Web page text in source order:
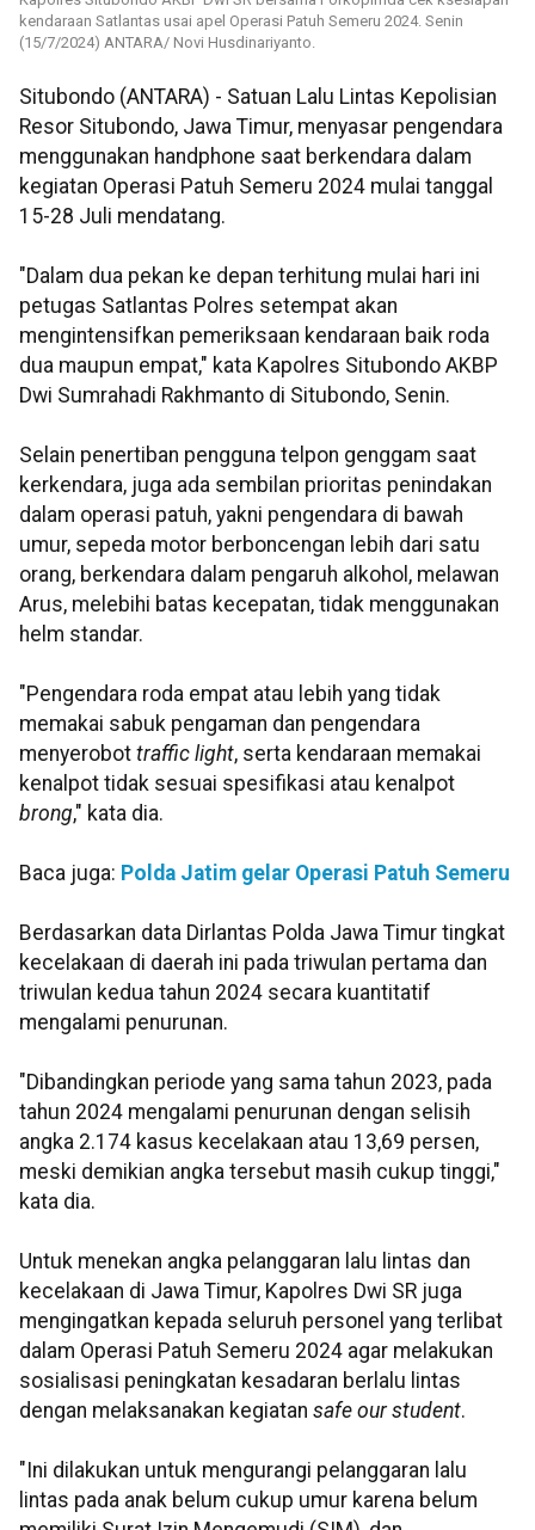
kendaraan Satlantas usai apel Operasi Patuh Semeru 2024. Senin
(15/7/2024) ANTARA/ Novi Husdinariyanto.
Situbondo (ANTARA) - Satuan Lalu Lintas Kepolisian
Resor Situbondo, Jawa Timur, menyasar pengendara
menggunakan handphone saat berkendara dalam
kegiatan Operasi Patuh Semeru 2024 mulai tanggal
15-28 Juli mendatang.
"Dalam dua pekan ke depan terhitung mulai hari ini
petugas Satlantas Polres setempat akan
mengintensifkan pemeriksaan kendaraan baik roda
dua maupun empat," kata Kapolres Situbondo AKBP
Dwi Sumrahadi Rakhmanto di Situbondo, Senin.
Selain penertiban pengguna telpon genggam saat
kerkendara, juga ada sembilan prioritas penindakan
dalam operasi patuh, yakni pengendara di bawah
umur, sepeda motor berboncengan lebih dari satu
orang, berkendara dalam pengaruh alkohol, melawan
Arus, melebihi batas kecepatan, tidak menggunakan
helm standar.
"Pengendara roda empat atau lebih yang tidak
memakai sabuk pengaman dan pengendara
menyerobot traffic light, serta kendaraan memakai
kenalpot tidak sesuai spesifikasi atau kenalpot
brong," kata dia.
Baca juga: Polda Jatim gelar Operasi Patuh Semeru
Berdasarkan data Dirlantas Polda Jawa Timur tingkat
kecelakaan di daerah ini pada triwulan pertama dan
triwulan kedua tahun 2024 secara kuantitatif
mengalami penurunan.
"Dibandingkan periode yang sama tahun 2023, pada
tahun 2024 mengalami penurunan dengan selisih
angka 2.174 kasus kecelakaan atau 13,69 persen,
meski demikian angka tersebut masih cukup tinggi,"
kata dia.
Untuk menekan angka pelanggaran lalu lintas dan
kecelakaan di Jawa Timur, Kapolres Dwi SR juga
mengingatkan kepada seluruh personel yang terlibat
dalam Operasi Patuh Semeru 2024 agar melakukan
sosialisasi peningkatan kesadaran berlalu lintas
dengan melaksanakan kegiatan safe our student.
"Ini dilakukan untuk mengurangi pelanggaran lalu
lintas pada anak belum cukup umur karena belum